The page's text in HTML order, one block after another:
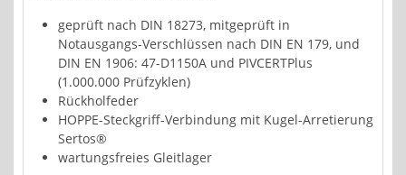
geprüft nach DIN 18273, mitgeprüft in
Notausgangs-Verschlüssen nach DIN EN 179, und
DIN EN 1906: 47-D1150A und PIVCERTPlus
(1.000.000 Prüfzyklen)
Rückholfeder
HOPPE-Steckgriff-Verbindung mit Kugel-Arretierung
Sertos®
wartungsfreies Gleitlager